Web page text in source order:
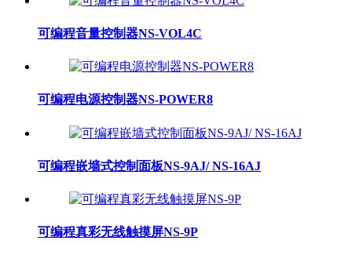
可编程音量控制器NS-VOL4C
可编程电源控制器NS-POWER8
可编程嵌墙式控制面板NS-9AJ/ NS-16AJ
可编程真彩无线触摸屏NS-9P